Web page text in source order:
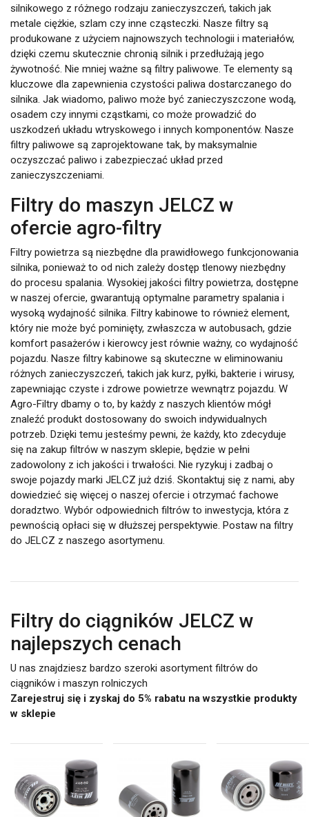
silnikowego z różnego rodzaju zanieczyszczeń, takich jak
metale ciężkie, szlam czy inne cząsteczki. Nasze filtry są
produkowane z użyciem najnowszych technologii i materiałów,
dzięki czemu skutecznie chronią silnik i przedłużają jego
żywotność. Nie mniej ważne są filtry paliwowe. Te elementy są
kluczowe dla zapewnienia czystości paliwa dostarczanego do
silnika. Jak wiadomo, paliwo może być zanieczyszczone wodą,
osadem czy innymi cząstkami, co może prowadzić do
uszkodzeń układu wtryskowego i innych komponentów. Nasze
filtry paliwowe są zaprojektowane tak, by maksymalnie
oczyszczać paliwo i zabezpieczać układ przed
zanieczyszczeniami.
Filtry do maszyn JELCZ w
ofercie agro-filtry
Filtry powietrza są niezbędne dla prawidłowego funkcjonowania
silnika, ponieważ to od nich zależy dostęp tlenowy niezbędny
do procesu spalania. Wysokiej jakości filtry powietrza, dostępne
w naszej ofercie, gwarantują optymalne parametry spalania i
wysoką wydajność silnika. Filtry kabinowe to również element,
który nie może być pominięty, zwłaszcza w autobusach, gdzie
komfort pasażerów i kierowcy jest równie ważny, co wydajność
pojazdu. Nasze filtry kabinowe są skuteczne w eliminowaniu
różnych zanieczyszczeń, takich jak kurz, pyłki, bakterie i wirusy,
zapewniając czyste i zdrowe powietrze wewnątrz pojazdu. W
Agro-Filtry dbamy o to, by każdy z naszych klientów mógł
znaleźć produkt dostosowany do swoich indywidualnych
potrzeb. Dzięki temu jesteśmy pewni, że każdy, kto zdecyduje
się na zakup filtrów w naszym sklepie, będzie w pełni
zadowolony z ich jakości i trwałości. Nie ryzykuj i zadbaj o
swoje pojazdy marki JELCZ już dziś. Skontaktuj się z nami, aby
dowiedzieć się więcej o naszej ofercie i otrzymać fachowe
doradztwo. Wybór odpowiednich filtrów to inwestycja, która z
pewnością opłaci się w dłuższej perspektywie. Postaw na filtry
do JELCZ z naszego asortymenu.
Filtry do ciągników JELCZ w
najlepszych cenach
U nas znajdziesz bardzo szeroki asortyment filtrów do
ciągników i maszyn rolniczych
Zarejestruj się i zyskaj do 5% rabatu na wszystkie produkty
w sklepie